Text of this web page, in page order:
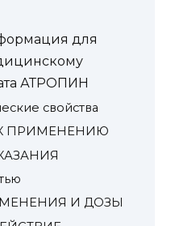
для
АТРОПИН
свойства
ПРИМЕНЕНИЮ
И ДОЗЫ